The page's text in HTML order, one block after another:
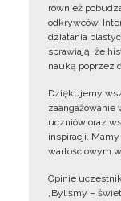
również
odkrywców.
działania
sprawiają, że
nauką poprzez
Dziękujemy
zaangażowanie
uczniów oraz
inspiracji.
wartościowym
Opinie
„Byliśmy –